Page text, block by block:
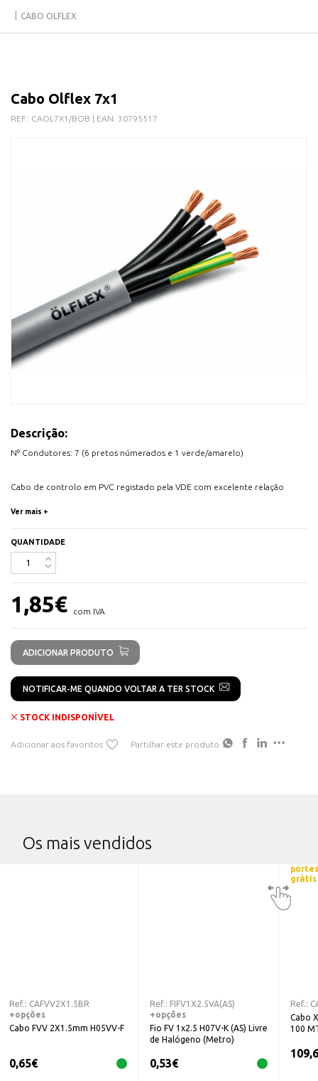
CABO OLFLEX
Cabo Olflex 7x1
REF.: CAOL7X1/BOB | EAN: 30795517
Descrição:
Nº Condutores: 7 (6 pretos númerados e 1 verde/amarelo)
Cabo de controlo em PVC registado pela VDE com excelente relação
diversas aplicações, 300/500V, também indicado para YSLY ou YY
Cabo vendido ao metro.
Ver mais +
QUANTIDADE
1,85€ com IVA
ADICIONAR PRODUTO
NOTIFICAR-ME QUANDO VOLTAR A TER STOCK
STOCK INDISPONÍVEL
Adicionar aos favoritos Partilhar este produto
Os mais vendidos
Ref.: CAFVV2X1.5BR
+opções
Cabo FVV 2X1.5mm H05VV-F
0,65€
Ref.: FIFV1X2.5VA(AS)
+opções
Fio FV 1x2.5 H07V-K (AS) Livre
de Halógeno (Metro)
0,53€
portes
grátis
Ref.:
Cabo
100